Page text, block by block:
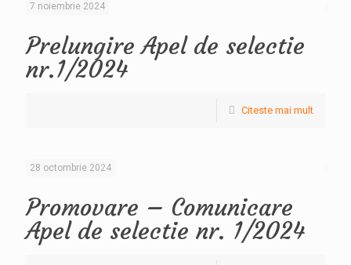
7 noiembrie 2024
Prelungire Apel de selectie
nr.1/2024
Citeste mai mult
28 octombrie 2024
Promovare – Comunicare
Apel de selectie nr. 1/2024